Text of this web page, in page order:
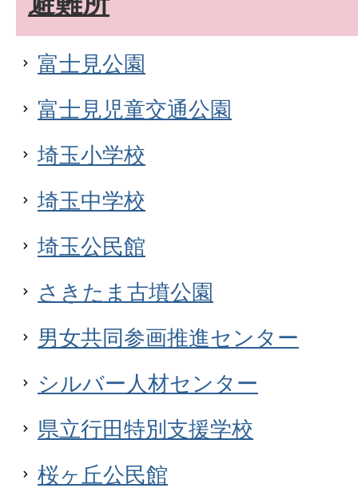
富士見公園
富士見児童交通公園
埼玉小学校
埼玉中学校
埼玉公民館
さきたま古墳公園
男女共同参画推進センター
シルバー人材センター
県立行田特別支援学校
桜ヶ丘公民館